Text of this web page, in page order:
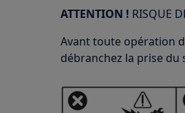
ATTENTION ! RISQUE
Avant toute opération
débranchez la prise du